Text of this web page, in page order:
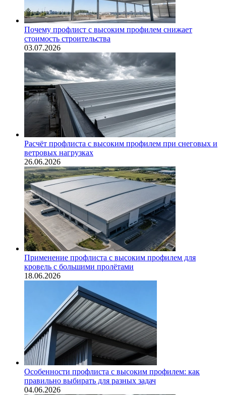
Почему профлист с высоким профилем снижает
стоимость строительства
03.07.2026
Расчёт профлиста с высоким профилем при снеговых и
ветровых нагрузках
26.06.2026
Применение профлиста с высоким профилем для
кровель с большими пролётами
18.06.2026
Особенности профлиста с высоким профилем: как
правильно выбирать для разных задач
04.06.2026